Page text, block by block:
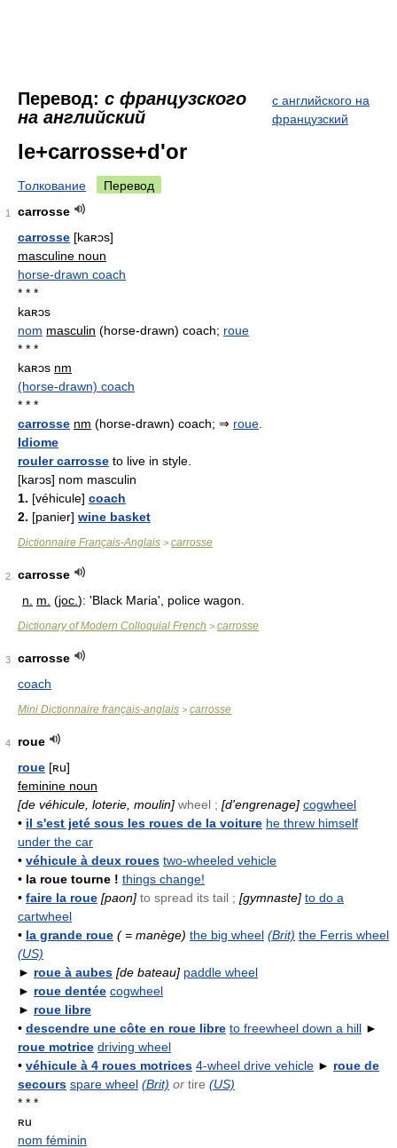
Перевод: с французского
на английский
с английского на
французский
le+carrosse+d'or
Толкование Перевод
1
carrosse
carrosse [kaʀɔs]
masculine noun
horse-drawn coach
* * *
kaʀɔs
nom masculin (horse-drawn) coach; roue
* * *
kaʀɔs nm
(horse-drawn) coach
* * *
carrosse nm (horse-drawn) coach; ⇒ roue
Idiome
rouler carrosse to live in style.
[karɔs] nom masculin
1. [véhicule] coach
2. [panier] wine basket
Dictionnaire Français-Anglais > carrosse
2
carrosse
n.
m. (joc. ): 'Black Maria', police wagon.
Dictionary of Modern Colloquial French > carrosse
3
carrosse
coach
Mini Dictionnaire français-anglais > carrosse
4
roue
roue [ʀu]
feminine noun
[de véhicule, loterie, moulin] wheel ; [d'engrenage] cogwheel
• il s'est jeté sous les roues de la voiture he threw himself
under the car
• véhicule à deux roues two-wheeled vehicle
• la roue tourne ! things change!
• faire la roue [paon] to spread its tail ; [gymnaste] to do a
cartwheel
• la grande roue ( = manège) the big wheel (Brit) the Ferris wheel
(US)
► roue à aubes [de bateau] paddle wheel
► roue dentée cogwheel
► roue libre
• descendre une côte en roue libre to freewheel down a hill ►
roue motrice driving wheel
• véhicule à 4 roues motrices 4-wheel drive vehicle ► roue de
secours spare wheel (Brit) or tire (US)
* * *
ʀu
nom féminin